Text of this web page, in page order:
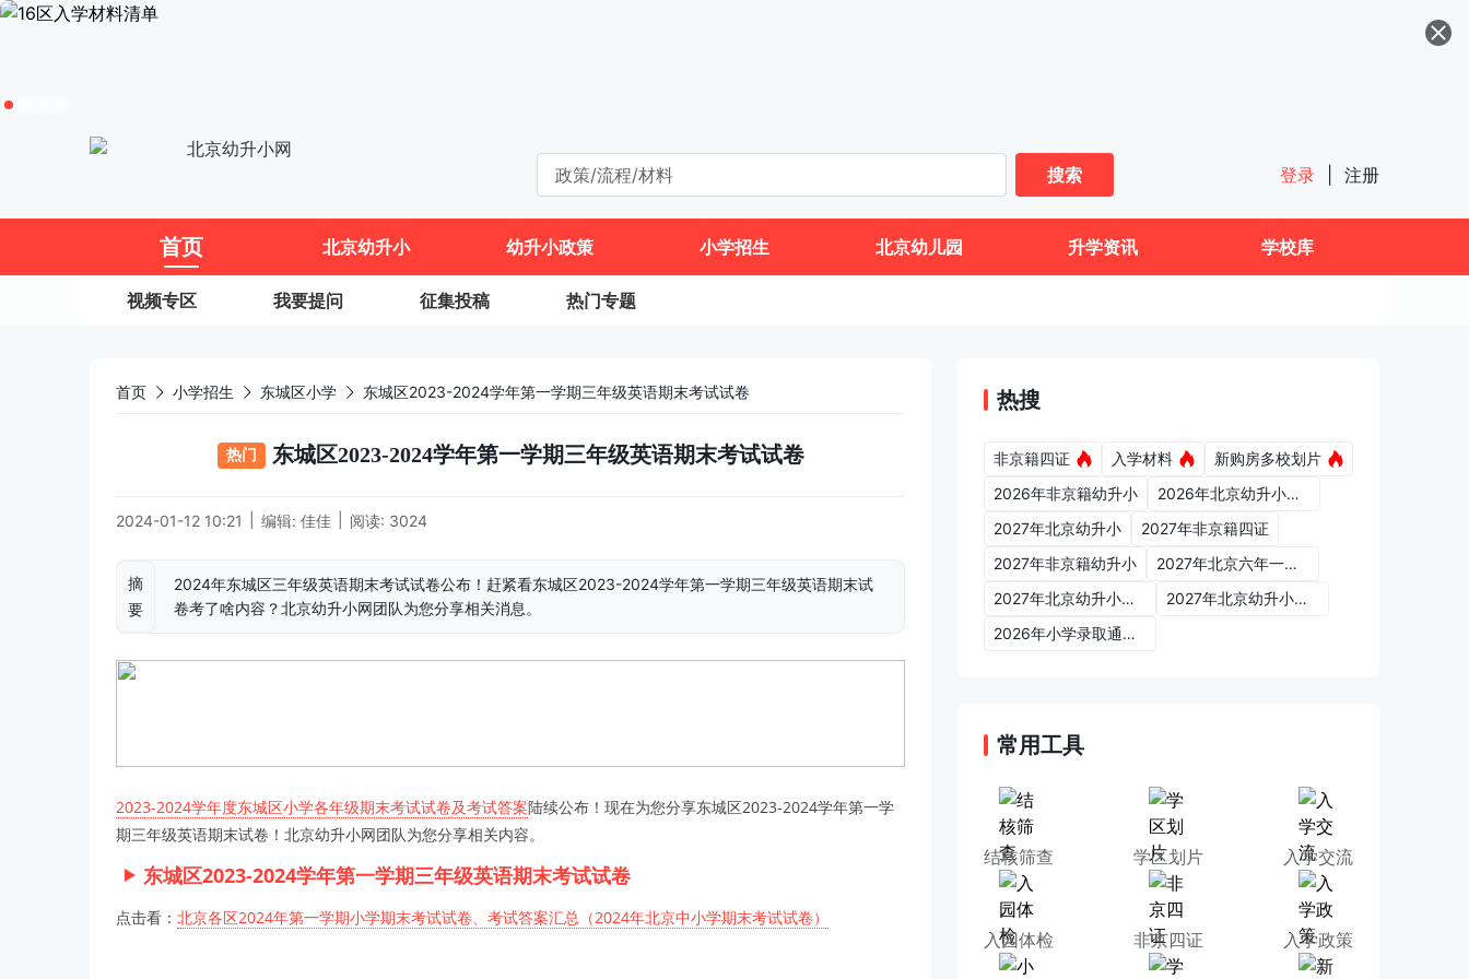
搜索
登录 注册
首页 北京幼升小 幼升小政策 小学招生 北京幼儿园 升学资讯 学校库
视频专区 我要提问 征集投稿 热门专题
首页 小学招生 东城区小学 东城区2023-2024学年第一学期三年级英语期末考试试卷
热门 东城区2023-2024学年第一学期三年级英语期末考试试卷
2024-01-12 10:21 编辑: 佳佳 阅读: 3024
摘
要
2024年东城区三年级英语期末考试试卷公布！赶紧看东城区2023-2024学年第一学期三年级英语期末试
卷考了啥内容？北京幼升小网团队为您分享相关消息。
2023-2024学年度东城区小学各年级期末考试试卷及考试答案陆续公布！现在为您分享东城区2023-2024学年第一学
期三年级英语期末试卷！北京幼升小网团队为您分享相关内容。
东城区2023-2024学年第一学期三年级英语期末考试试卷
点击看： 北京各区2024年第一学期小学期末考试试卷、考试答案汇总（2024年北京中小学期末考试试卷）
热搜
非京籍四证 入学材料
新购房多校划片
2026年非京籍幼升小
2026年北京幼升小入学政策
2027年北京幼升小
2027年非京籍四证
2027年非京籍幼升小
2027年北京六年一学位政策
2027年北京幼升小六年一学位政策
2027年北京幼升小入学政策
2026年小学录取通知书
常用工具
结核筛查 学区划片 入学交流
入园体检 非京四证 入学政策